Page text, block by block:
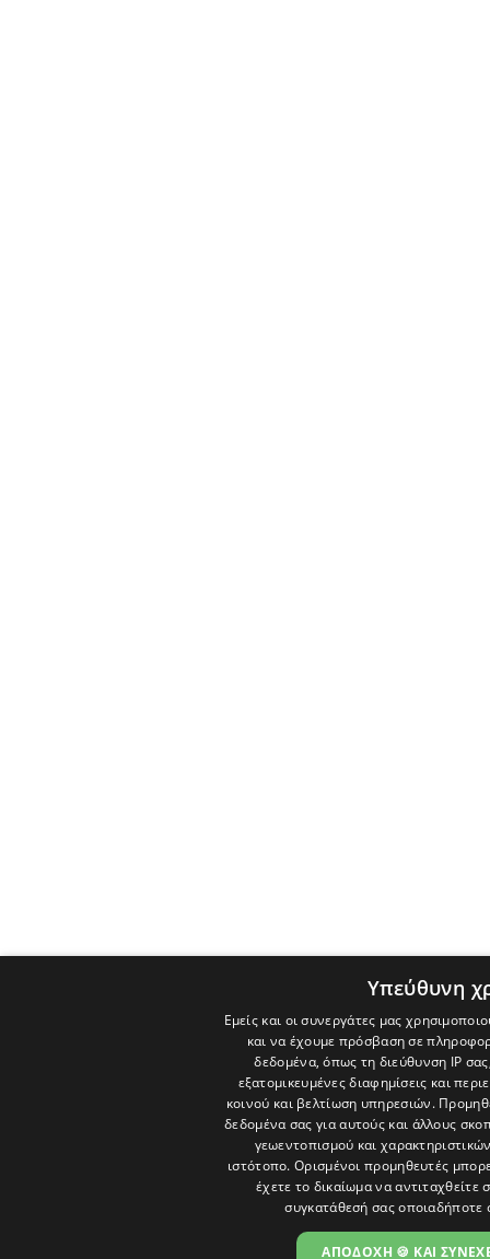
Υπεύθυνη
Εμείς και οι συνεργάτες μας
και να έχουμε πρόσβαση σε
δεδομένα, όπως τη διεύθυνση IP
εξατομικευμένες διαφημίσεις και
κοινού και βελτίωση υπηρεσιών.
δεδομένα σας για αυτούς και άλλους
γεωεντοπισμού και
ιστότοπο. Ορισμένοι προμηθευτές
έχετε το δικαίωμα να αντιταχθείτε
συγκατάθεσή σας οποιαδήποτε
ΑΠΟΔΟΧΗ 🍪 ΚΑΙ